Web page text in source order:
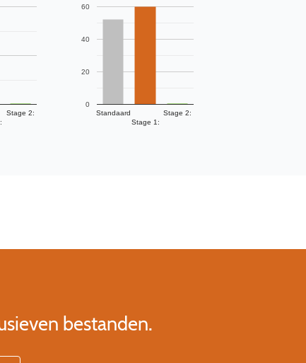
Stage 2:
Standaard
Stage 1:
Stage 2:
0
20
40
60
bestanden.